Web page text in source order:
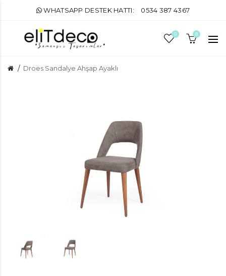
WHATSAPP DESTEK HATTI: 0534 387 4367
0 0
Droes Sandalye Ahşap Ayaklı